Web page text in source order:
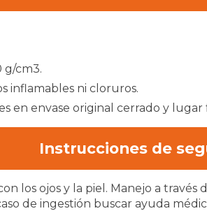
g/cm3.
inflamables ni cloruros.
en envase original cerrado y lugar
Instrucciones de
los ojos y la piel. Manejo a través
de ingestión buscar ayuda